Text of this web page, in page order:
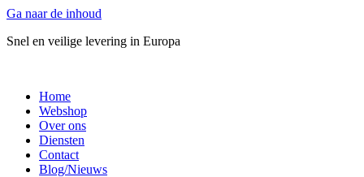
Ga naar de inhoud
Snel en veilige levering in Europa
Home
Webshop
Over ons
Diensten
Contact
Blog/Nieuws